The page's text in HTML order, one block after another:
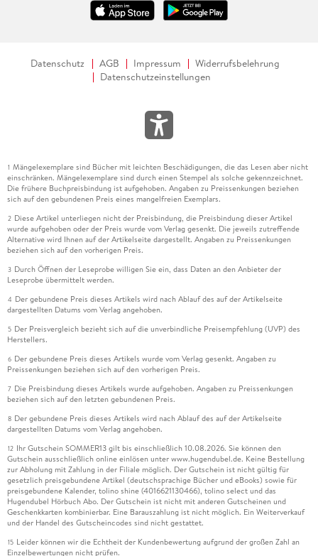
Datenschutz AGB Impressum
Widerrufsbelehrung
Datenschutzeinstellungen
1 Mängelexemplare sind Bücher mit leichten Beschädigungen, die das Lesen aber nicht
einschränken. Mängelexemplare sind durch einen Stempel als solche gekennzeichnet.
Die frühere Buchpreisbindung ist aufgehoben. Angaben zu Preissenkungen beziehen
sich auf den gebundenen Preis eines mangelfreien Exemplars.
2 Diese Artikel unterliegen nicht der Preisbindung, die Preisbindung dieser Artikel
wurde aufgehoben oder der Preis wurde vom Verlag gesenkt. Die jeweils zutreffende
Alternative wird Ihnen auf der Artikelseite dargestellt. Angaben zu Preissenkungen
beziehen sich auf den vorherigen Preis.
3 Durch Öffnen der Leseprobe willigen Sie ein, dass Daten an den Anbieter der
Leseprobe übermittelt werden.
4 Der gebundene Preis dieses Artikels wird nach Ablauf des auf der Artikelseite
dargestellten Datums vom Verlag angehoben.
5 Der Preisvergleich bezieht sich auf die unverbindliche Preisempfehlung (UVP) des
Herstellers.
6 Der gebundene Preis dieses Artikels wurde vom Verlag gesenkt. Angaben zu
Preissenkungen beziehen sich auf den vorherigen Preis.
7 Die Preisbindung dieses Artikels wurde aufgehoben. Angaben zu Preissenkungen
beziehen sich auf den letzten gebundenen Preis.
8 Der gebundene Preis dieses Artikels wird nach Ablauf des auf der Artikelseite
dargestellten Datums vom Verlag angehoben.
12 Ihr Gutschein SOMMER13 gilt bis einschließlich 10.08.2026. Sie können den
Gutschein ausschließlich online einlösen unter www.hugendubel.de. Keine Bestellung
zur Abholung mit Zahlung in der Filiale möglich. Der Gutschein ist nicht gültig für
gesetzlich preisgebundene Artikel (deutschsprachige Bücher und eBooks) sowie für
preisgebundene Kalender, tolino shine (4016621130466), tolino select und das
Hugendubel Hörbuch Abo. Der Gutschein ist nicht mit anderen Gutscheinen und
Geschenkkarten kombinierbar. Eine Barauszahlung ist nicht möglich. Ein Weiterverkauf
und der Handel des Gutscheincodes sind nicht gestattet.
15 Leider können wir die Echtheit der Kundenbewertung aufgrund der großen Zahl an
Einzelbewertungen nicht prüfen.